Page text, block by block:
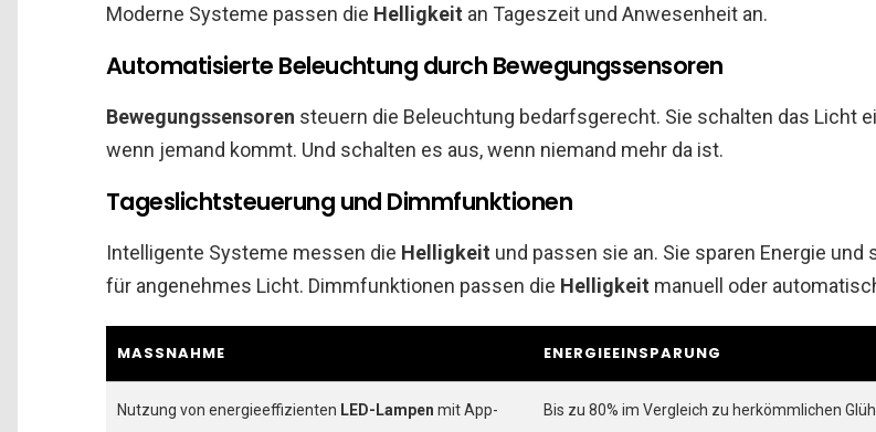
Moderne Systeme passen die Helligkeit an Tageszeit und Anwesenheit an.
Automatisierte Beleuchtung durch Bewegungssensoren
Bewegungssensoren steuern die Beleuchtung bedarfsgerecht. Sie schalten das Licht
wenn jemand kommt. Und schalten es aus, wenn niemand mehr da ist.
Tageslichtsteuerung und Dimmfunktionen
Intelligente Systeme messen die Helligkeit und passen sie an. Sie sparen Energie und
für angenehmes Licht. Dimmfunktionen passen die Helligkeit manuell oder
MASSNAHME ENERGIEEINSPARUNG
Nutzung von energieeffizienten LED-Lampen mit App-
Bis zu 80% im Vergleich zu herkömmlichen